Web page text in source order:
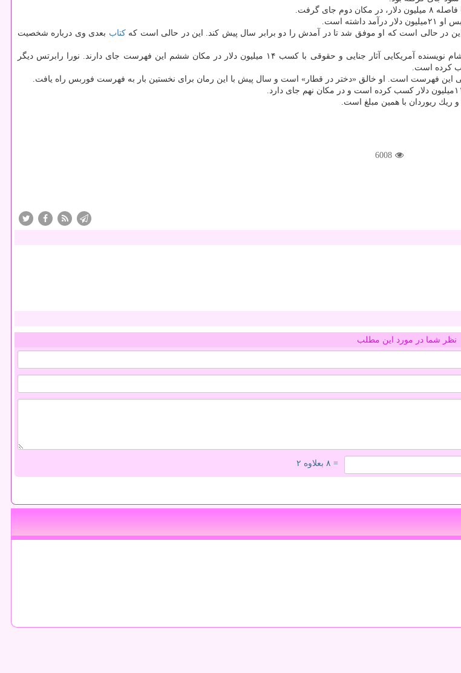
گرفت.
است.
كتاب بعدی وی درباره شخصیت
استیون كینگ خالق آثار ترسناك و تعلیق آمیز با درآمد ۱۵ میلیون دلار در مكان پنجم و جان گریشام نویسنده آمریكایی آثار جنایی و حقوقی با كسب ۱۴ میلیون دلار در مكان ششم این فهرست جای دارند. نورا رابرتس دیگر
6008
نظر شما در مورد این مطلب
= ۸ بعلاوه ۲